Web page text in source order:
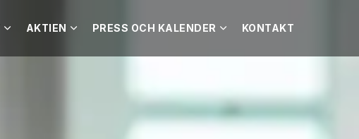
AKTIEN PRESS OCH KALENDER KONTAKT